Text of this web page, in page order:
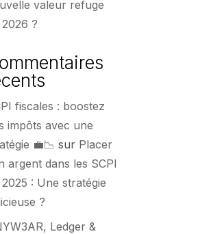
valeur refuge
?
fiscales : boostez
impôts avec une
💼📉 sur Placer
argent dans les SCPI
: Une stratégie
?
Ledger &